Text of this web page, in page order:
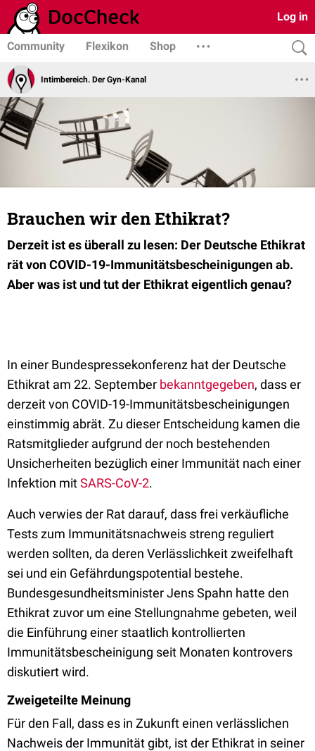
Log in
Community Flexikon Shop
Intimbereich. Der Gyn-Kanal
Brauchen wir den Ethikrat?
Derzeit ist es überall zu lesen: Der Deutsche Ethikrat
rät von COVID-19-Immunitätsbescheinigungen ab.
Aber was ist und tut der Ethikrat eigentlich genau?
In einer Bundespressekonferenz hat der Deutsche
Ethikrat am 22. September bekanntgegeben, dass er
derzeit von COVID-19-Immunitätsbescheinigungen
einstimmig abrät. Zu dieser Entscheidung kamen die
Ratsmitglieder aufgrund der noch bestehenden
Unsicherheiten bezüglich einer Immunität nach einer
Infektion mitSARS-CoV-2.
Auch verwies der Rat darauf, dass frei verkäufliche
Tests zum Immunitätsnachweis streng reguliert
werden sollten, da deren Verlässlichkeit zweifelhaft
sei und ein Gefährdungspotential bestehe.
Bundesgesundheitsminister Jens Spahn hatte den
Ethikrat zuvor um eine Stellungnahme gebeten, weil
die Einführung einer staatlich kontrollierten
Immunitätsbescheinigung seit Monaten kontrovers
diskutiert wird.
Zweigeteilte Meinung
Für den Fall, dass es in Zukunft einen verlässlichen
Nachweis der Immunität gibt, ist der Ethikrat in seiner